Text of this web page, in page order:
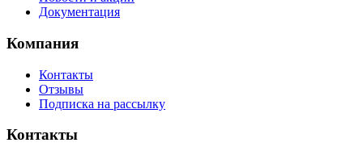
Документация
Компания
Контакты
Отзывы
Подписка на рассылку
Контакты